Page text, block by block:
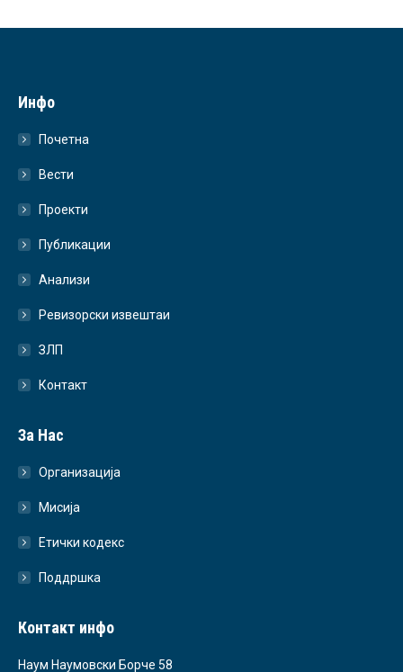
Инфо
Почетна
Вести
Проекти
Публикации
Анализи
Ревизорски извештаи
ЗЛП
Контакт
За Нас
Организација
Мисија
Етички кодекс
Поддршка
Контакт инфо
Наум Наумовски Борче 58